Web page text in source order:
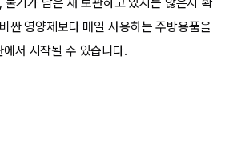
싼 영양제보다 매일 사용하는 주방용품을
서 시작될 수 있습니다.